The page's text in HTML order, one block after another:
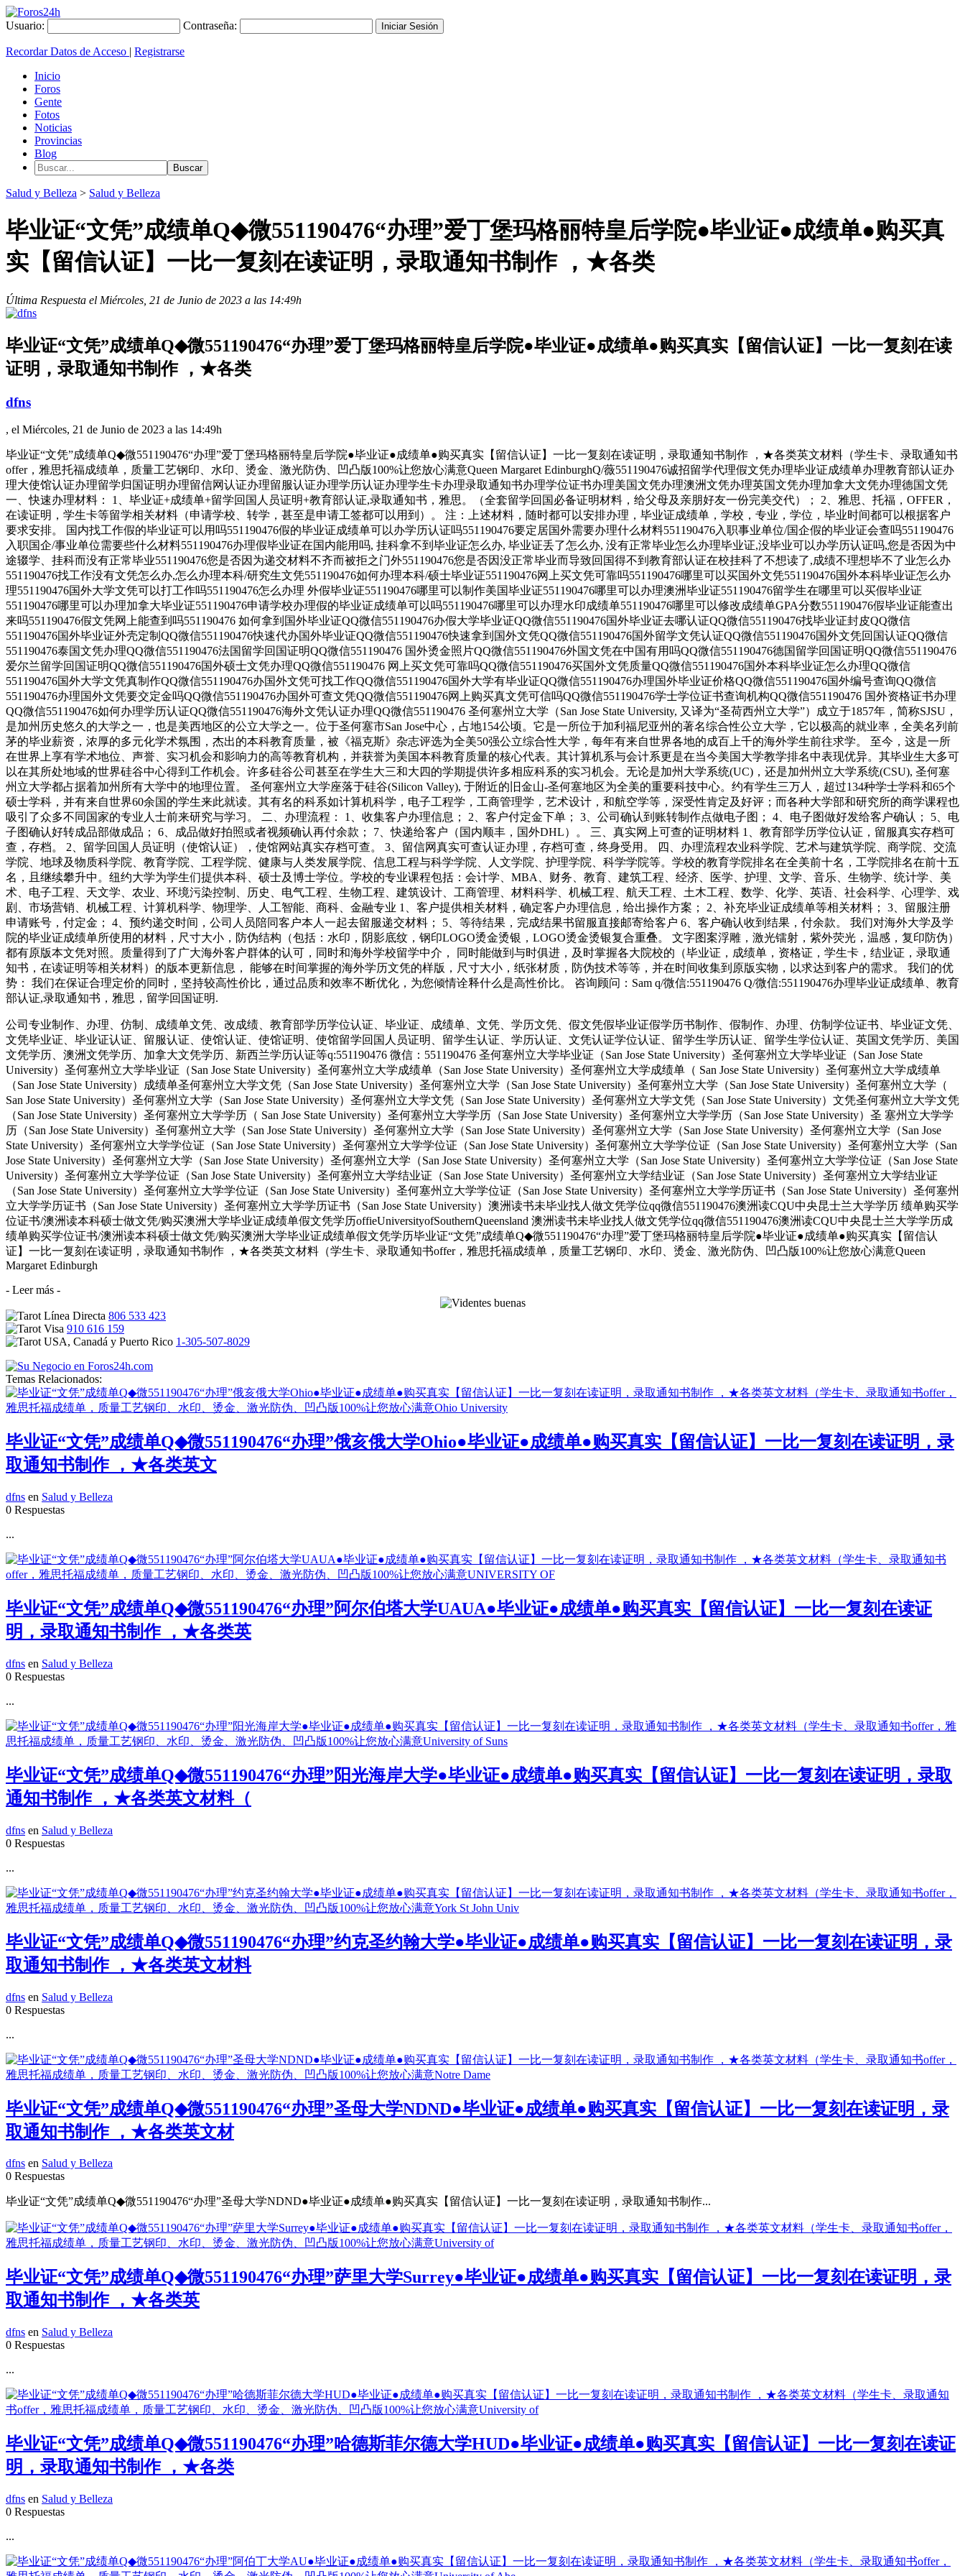
Usuario: Contraseña:
Recordar Datos de Acceso | Registrarse
Inicio
Foros
Gente
Fotos
Noticias
Provincias
Blog
Salud y Belleza > Salud y Belleza
毕业证“文凭”成绩单Q◆微551190476“办理”爱丁堡玛格丽特皇后学院●毕业证●成绩单●购买真
实【留信认证】一比一复刻在读证明，录取通知书制作 ，★各类
Última Respuesta el Miércoles, 21 de Junio de 2023 a las 14:49h
毕业证“文凭”成绩单Q◆微551190476“办理”爱丁堡玛格丽特皇后学院●毕业证●成绩单●购买真实【留信认证】一比一复刻在读
证明，录取通知书制作 ，★各类
dfns
, el Miércoles, 21 de Junio de 2023 a las 14:49h
毕业证“文凭”成绩单Q◆微551190476“办理”爱丁堡玛格丽特皇后学院●毕业证●成绩单●购买真实【留信认证】一比一复刻在读证明，录取通知书制作 ，★各类英文材料（学生卡、录取通知书
offer，雅思托福成绩单，质量工艺钢印、水印、烫金、激光防伪、凹凸版100%让您放心满意Queen Margaret EdinburghQ/薇551190476诚招留学代理假文凭办理毕业证成绩单办理教育部认证办
理大使馆认证办理留学归国证明办理留信网认证办理留服认证办理学历认证办理学生卡办理录取通知书办理学位证书办理美国文凭办理澳洲文凭办理英国文凭办理加拿大文凭办理德国文凭
一、快速办理材料： 1、毕业证+成绩单+留学回国人员证明+教育部认证,录取通知书，雅思。（全套留学回国必备证明材料，给父母及亲朋好友一份完美交代）； 2、雅思、托福，OFFER，
在读证明，学生卡等留学相关材料（申请学校、转学，甚至是申请工签都可以用到）。 注：上述材料，随时都可以安排办理，毕业证成绩单，学校，专业，学位，毕业时间都可以根据客户
要求安排。 国内找工作假的毕业证可以用吗551190476假的毕业证成绩单可以办学历认证吗551190476要定居国外需要办理什么材料551190476入职事业单位/国企假的毕业证会查吗551190476
入职国企/事业单位需要些什么材料551190476办理假毕业证在国内能用吗, 挂科拿不到毕业证怎么办, 毕业证丢了怎么办, 没有正常毕业怎么办理毕业证,没毕业可以办学历认证吗,您是否因为中
途辍学、挂科而没有正常毕业551190476您是否因为递交材料不齐而被拒之门外551190476您是否因没正常毕业而导致回国得不到教育部认证在校挂科了不想读了,成绩不理想毕不了业怎么办
551190476找工作没有文凭怎么办,怎么办理本科/研究生文凭551190476如何办理本科/硕士毕业证551190476网上买文凭可靠吗551190476哪里可以买国外文凭551190476国外本科毕业证怎么办
理551190476国外大学文凭可以打工作吗551190476怎么办理 外假毕业证551190476哪里可以制作美国毕业证551190476哪里可以办理澳洲毕业证551190476留学生在哪里可以买假毕业证
551190476哪里可以办理加拿大毕业证551190476申请学校办理假的毕业证成绩单可以吗551190476哪里可以办理水印成绩单551190476哪里可以修改成绩单GPA分数551190476假毕业证能查出
来吗551190476假文凭网上能查到吗551190476 如何拿到国外毕业证QQ微信551190476办假大学毕业证QQ微信551190476国外毕业证去哪认证QQ微信551190476找毕业证封皮QQ微信
551190476国外毕业证外壳定制QQ微信551190476快速代办国外毕业证QQ微信551190476快速拿到国外文凭QQ微信551190476国外留学文凭认证QQ微信551190476国外文凭回国认证QQ微信
551190476泰国文凭办理QQ微信551190476法国留学回国证明QQ微信551190476 国外烫金照片QQ微信551190476外国文凭在中国有用吗QQ微信551190476德国留学回国证明QQ微信551190476
爱尔兰留学回国证明QQ微信551190476国外硕士文凭办理QQ微信551190476 网上买文凭可靠吗QQ微信551190476买国外文凭质量QQ微信551190476国外本科毕业证怎么办理QQ微信
551190476国外大学文凭真制作QQ微信551190476办国外文凭可找工作QQ微信551190476国外大学有毕业证QQ微信551190476办理国外毕业证价格QQ微信551190476国外编号查询QQ微信
551190476办理国外文凭要交定金吗QQ微信551190476办国外可查文凭QQ微信551190476网上购买真文凭可信吗QQ微信551190476学士学位证书查询机构QQ微信551190476 国外资格证书办理
QQ微信551190476如何办理学历认证QQ微信551190476海外文凭认证办理QQ微信551190476 圣何塞州立大学（San Jose State University, 又译为“圣荷西州立大学”）成立于1857年，简称SJSU，
是加州历史悠久的大学之一，也是美西地区的公立大学之一。位于圣何塞市San Jose中心，占地154公顷。它是一所位于加利福尼亚州的著名综合性公立大学，它以极高的就业率，全美名列前
茅的毕业薪资，浓厚的多元化学术氛围，杰出的本科教育质量，被《福克斯》杂志评选为全美50强公立综合性大学，每年有来自世界各地的成百上千的海外学生前往求学。 至今，这是一所
在世界上享有学术地位、声誉、实习机会和影响力的高等教育机构，并获誉为美国本科教育质量的核心代表。其计算机系与会计系更是在当今美国大学教学排名中表现优异。其毕业生大多可
以在其所处地域的世界硅谷中心得到工作机会。许多硅谷公司甚至在学生大三和大四的学期提供许多相应科系的实习机会。无论是加州大学系统(UC)，还是加州州立大学系统(CSU), 圣何塞
州立大学都占据着加州所有大学中的地理位置。 圣何塞州立大学座落于硅谷(Silicon Valley), 于附近的旧金山-圣何塞地区为全美的重要科技中心。约有学生三万人，超过134种学士学科和65个
硕士学科，并有来自世界60余国的学生来此就读。其有名的科系如计算机科学，电子工程学，工商管理学，艺术设计，和航空学等，深受性肯定及好评；而各种大学部和研究所的商学课程也
吸引了众多不同国家的专业人士前来研究与学习。 二、办理流程： 1、收集客户办理信息； 2、客户付定金下单； 3、公司确认到账转制作点做电子图； 4、电子图做好发给客户确认； 5、电
子图确认好转成品部做成品； 6、成品做好拍照或者视频确认再付余款； 7、快递给客户（国内顺丰，国外DHL）。 三、真实网上可查的证明材料 1、教育部学历学位认证，留服真实存档可
查，存档。 2、留学回国人员证明（使馆认证），使馆网站真实存档可查。 3、留信网真实可查认证办理，存档可查，终身受用。 四、办理流程农业科学院、艺术与建筑学院、商学院、交流
学院、地球及物质科学院、教育学院、工程学院、健康与人类发展学院、信息工程与科学学院、人文学院、护理学院、科学学院等。学校的教育学院排名在全美前十名，工学院排名在前十五
名，且继续攀升中。纽约大学为学生们提供本科、硕士及博士学位。学校的专业课程包括：会计学、MBA、财务、教育、建筑工程、经济、医学、护理、文学、音乐、生物学、统计学、美
术、电子工程、天文学、农业、环境污染控制、历史、电气工程、生物工程、建筑设计、工商管理、材料科学、机械工程、航天工程、土木工程、数学、化学、英语、社会科学、心理学、戏
剧、市场营销、机械工程、计算机科学、物理学、人工智能、商科、金融专业 1、客户提供相关材料，确定客户办理信息，给出操作方案； 2、补充毕业证成绩单等相关材料； 3、留服注册
申请账号，付定金； 4、预约递交时间，公司人员陪同客户本人一起去留服递交材料； 5、等待结果，完成结果书留服直接邮寄给客户 6、客户确认收到结果，付余款。 我们对海外大学及学
院的毕业证成绩单所使用的材料，尺寸大小，防伪结构（包括：水印，阴影底纹，钢印LOGO烫金烫银，LOGO烫金烫银复合重叠。 文字图案浮雕，激光镭射，紫外荧光，温感，复印防伪）
都有原版本文凭对照。质量得到了广大海外客户群体的认可，同时和海外学校留学中介， 同时能做到与时俱进，及时掌握各大院校的（毕业证，成绩单，资格证，学生卡，结业证，录取通
知书，在读证明等相关材料）的版本更新信息， 能够在时间掌握的海外学历文凭的样版，尺寸大小，纸张材质，防伪技术等等，并在时间收集到原版实物，以求达到客户的需求。 我们的优
势： 我们在保证合理定价的同时，坚持较高性价比，通过品质和效率不断优化，为您倾情诠释什么是高性价比。 咨询顾问：Sam q/微信:551190476 Q/微信:551190476办理毕业证成绩单、教育
部认证,录取通知书，雅思，留学回国证明.
公司专业制作、办理、仿制、成绩单文凭、改成绩、教育部学历学位认证、毕业证、成绩单、文凭、学历文凭、假文凭假毕业证假学历书制作、假制作、办理、仿制学位证书、毕业证文凭、
文凭毕业证、毕业证认证、留服认证、使馆认证、使馆证明、使馆留学回国人员证明、留学生认证、学历认证、文凭认证学位认证、留学生学历认证、留学生学位认证、英国文凭学历、美国
文凭学历、澳洲文凭学历、加拿大文凭学历、新西兰学历认证等q:551190476 微信：551190476 圣何塞州立大学毕业证（San Jose State University）圣何塞州立大学毕业证（San Jose State
University）圣何塞州立大学毕业证（San Jose State University）圣何塞州立大学成绩单（San Jose State University）圣何塞州立大学成绩单（ San Jose State University）圣何塞州立大学成绩单
（San Jose State University）成绩单圣何塞州立大学文凭（San Jose State University）圣何塞州立大学（San Jose State University）圣何塞州立大学（San Jose State University）圣何塞州立大学（
San Jose State University）圣何塞州立大学（San Jose State University）圣何塞州立大学文凭（San Jose State University）圣何塞州立大学文凭（San Jose State University）文凭圣何塞州立大学文凭
（San Jose State University）圣何塞州立大学学历（ San Jose State University）圣何塞州立大学学历（San Jose State University）圣何塞州立大学学历（San Jose State University）圣 塞州立大学学
历（San Jose State University）圣何塞州立大学（San Jose State University）圣何塞州立大学（San Jose State University）圣何塞州立大学（San Jose State University）圣何塞州立大学（San Jose
State University）圣何塞州立大学学位证（San Jose State University）圣何塞州立大学学位证（San Jose State University）圣何塞州立大学学位证（San Jose State University）圣何塞州立大学（San
Jose State University）圣何塞州立大学（San Jose State University）圣何塞州立大学（San Jose State University）圣何塞州立大学（San Jose State University）圣何塞州立大学学位证（San Jose State
University）圣何塞州立大学学位证（San Jose State University）圣何塞州立大学结业证（San Jose State University）圣何塞州立大学结业证（San Jose State University）圣何塞州立大学结业证
（San Jose State University）圣何塞州立大学学位证（San Jose State University）圣何塞州立大学学位证（San Jose State University）圣何塞州立大学学历证书（San Jose State University）圣何塞州
立大学学历证书（San Jose State University）圣何塞州立大学学历证书（San Jose State University）澳洲读书未毕业找人做文凭学位qq微信551190476澳洲读CQU中央昆士兰大学学历 绩单购买学
位证书/澳洲读本科硕士做文凭/购买澳洲大学毕业证成绩单假文凭学历offieUniversityofSouthernQueensland 澳洲读书未毕业找人做文凭学位qq微信551190476澳洲读CQU中央昆士兰大学学历成
绩单购买学位证书/澳洲读本科硕士做文凭/购买澳洲大学毕业证成绩单假文凭学历毕业证“文凭”成绩单Q◆微551190476“办理”爱丁堡玛格丽特皇后学院●毕业证●成绩单●购买真实【留信认
证】一比一复刻在读证明，录取通知书制作 ，★各类英文材料（学生卡、录取通知书offer，雅思托福成绩单，质量工艺钢印、水印、烫金、激光防伪、凹凸版100%让您放心满意Queen
Margaret Edinburgh
- Leer más -
806 533 423
910 616 159
1-305-507-8029
Temas Relacionados:
毕业证“文凭”成绩单Q◆微551190476“办理”俄亥俄大学Ohio●毕业证●成绩单●购买真实【留信认证】一比一复刻在读证明，录
取通知书制作 ，★各类英文
dfns en Salud y Belleza
0 Respuestas
...
毕业证“文凭”成绩单Q◆微551190476“办理”阿尔伯塔大学UAUA●毕业证●成绩单●购买真实【留信认证】一比一复刻在读证
明，录取通知书制作 ，★各类英
dfns en Salud y Belleza
0 Respuestas
...
毕业证“文凭”成绩单Q◆微551190476“办理”阳光海岸大学●毕业证●成绩单●购买真实【留信认证】一比一复刻在读证明，录取
通知书制作 ，★各类英文材料（
dfns en Salud y Belleza
0 Respuestas
...
毕业证“文凭”成绩单Q◆微551190476“办理”约克圣约翰大学●毕业证●成绩单●购买真实【留信认证】一比一复刻在读证明，录
取通知书制作 ，★各类英文材料
dfns en Salud y Belleza
0 Respuestas
...
毕业证“文凭”成绩单Q◆微551190476“办理”圣母大学NDND●毕业证●成绩单●购买真实【留信认证】一比一复刻在读证明，录
取通知书制作 ，★各类英文材
dfns en Salud y Belleza
0 Respuestas
毕业证“文凭”成绩单Q◆微551190476“办理”圣母大学NDND●毕业证●成绩单●购买真实【留信认证】一比一复刻在读证明，录取通知书制作...
毕业证“文凭”成绩单Q◆微551190476“办理”萨里大学Surrey●毕业证●成绩单●购买真实【留信认证】一比一复刻在读证明，录
取通知书制作 ，★各类英
dfns en Salud y Belleza
0 Respuestas
...
毕业证“文凭”成绩单Q◆微551190476“办理”哈德斯菲尔德大学HUD●毕业证●成绩单●购买真实【留信认证】一比一复刻在读证
明，录取通知书制作 ，★各类
dfns en Salud y Belleza
0 Respuestas
...